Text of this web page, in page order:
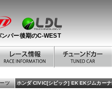
パー後期のC-WEST
ツ ホンダ CIVIC[シビック] EK EKジムカー